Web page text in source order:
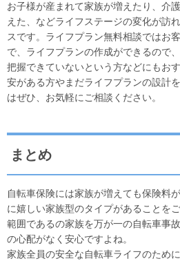
お子様が産まれて家族が増えたり、介
えた、などライフステージの変化が訪
スです。ライフプラン無料相談ではお
で、ライフプランの作成ができるので
把握できていないという方などにもお
安がある方やまだライフプランの設計
はぜひ、お気軽にご相談ください。
まとめ
自転車保険には家族が増えても保険料
に嬉しい家族型のタイプがあることを
範囲であるの家族を万が一の自転車事
の心配がなく安心ですよね。
家族全員の安全な自転車ライフのため